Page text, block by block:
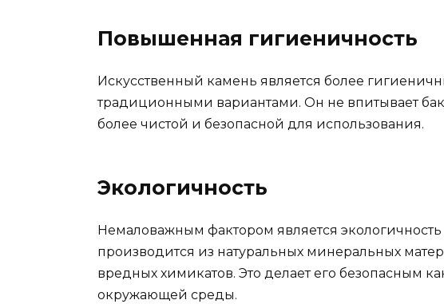
Повышенная гигиеничность
Искусственный камень является более
традиционными вариантами. Он не впитывает
более чистой и безопасной для использования.
Экологичность
Немаловажным фактором является
производится из натуральных минеральных
вредных химикатов. Это делает его безопасным
окружающей среды.